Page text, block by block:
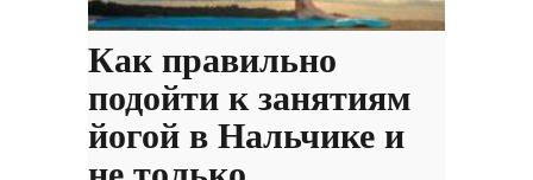
Как правильно
подойти к занятиям
йогой в Нальчике и